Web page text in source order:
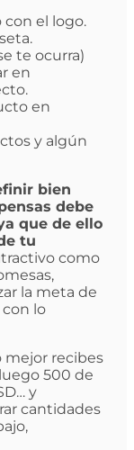
con el logo.
te ocurra)
en
en
y algún
bien
debe
que de ello
tu
como
la meta de
lo
mejor recibes
500 de
y
cantidades